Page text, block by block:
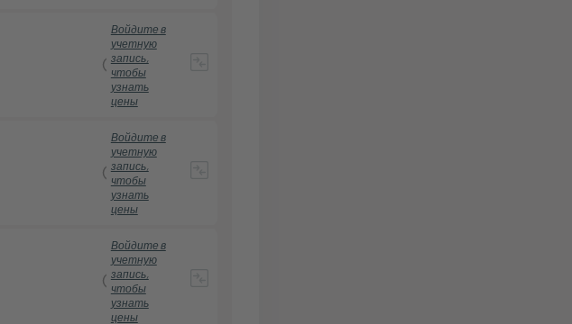
Войдите в
учетную
запись,
чтобы
узнать
цены
Войдите в
учетную
запись,
чтобы
узнать
цены
Войдите в
учетную
запись,
чтобы
узнать
цены